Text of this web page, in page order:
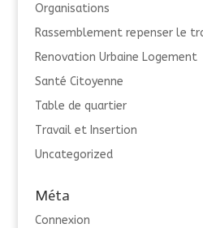
Organisations
Rassemblement repenser le
Renovation Urbaine Logement
Santé Citoyenne
Table de quartier
Travail et Insertion
Uncategorized
Méta
Connexion